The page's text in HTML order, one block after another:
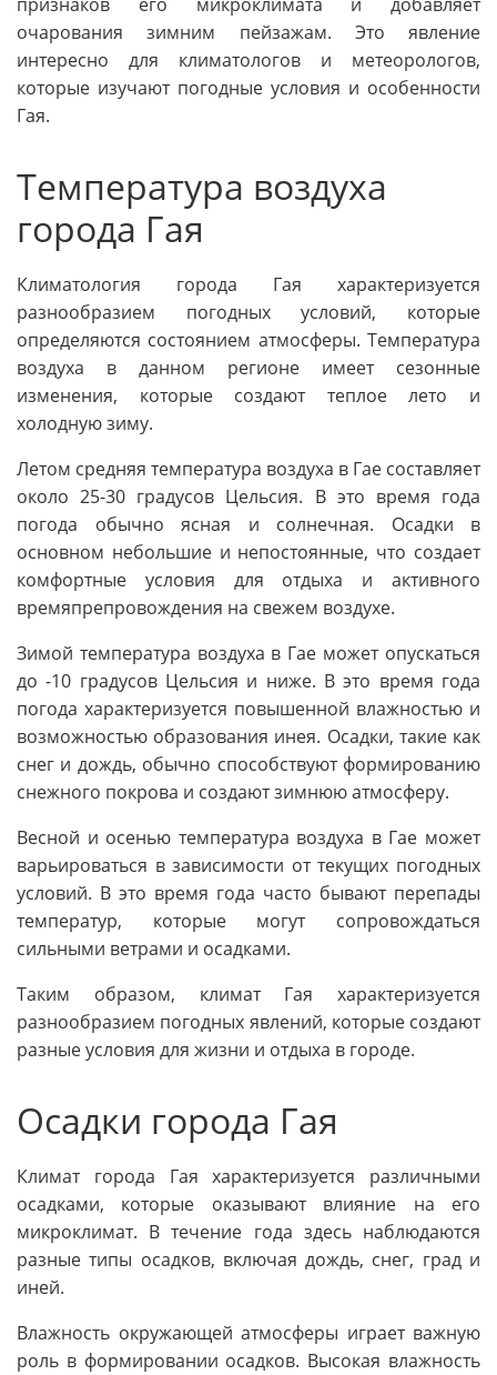
очарования зимним пейзажам. Это явление
интересно для климатологов и метеорологов,
которые изучают погодные условия и особенности
Гая.
Температура воздуха
города Гая
Климатология города Гая характеризуется
разнообразием погодных условий, которые
определяются состоянием атмосферы. Температура
воздуха в данном регионе имеет сезонные
изменения, которые создают теплое лето и
холодную зиму.
Летом средняя температура воздуха в Гае составляет
около 25-30 градусов Цельсия. В это время года
погода обычно ясная и солнечная. Осадки в
основном небольшие и непостоянные, что создает
комфортные условия для отдыха и активного
времяпрепровождения на свежем воздухе.
Зимой температура воздуха в Гае может опускаться
до -10 градусов Цельсия и ниже. В это время года
погода характеризуется повышенной влажностью и
возможностью образования инея. Осадки, такие как
снег и дождь, обычно способствуют формированию
снежного покрова и создают зимнюю атмосферу.
Весной и осенью температура воздуха в Гае может
варьироваться в зависимости от текущих погодных
условий. В это время года часто бывают перепады
температур, которые могут сопровождаться
сильными ветрами и осадками.
Таким образом, климат Гая характеризуется
разнообразием погодных явлений, которые создают
разные условия для жизни и отдыха в городе.
Осадки города Гая
Климат города Гая характеризуется различными
осадками, которые оказывают влияние на его
микроклимат. В течение года здесь наблюдаются
разные типы осадков, включая дождь, снег, град и
иней.
Влажность окружающей атмосферы играет важную
роль в формировании осадков. Высокая влажность